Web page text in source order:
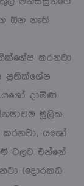
ඕන නැති
කරනවා
දාමිණි
මූලික
යශෝ
වලට එන්නේ
(දොරකඩ